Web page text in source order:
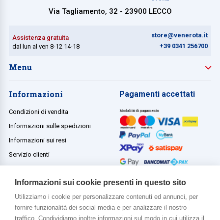
Via Tagliamento, 32 - 23900 LECCO
Assistenza gratuita
dal lun al ven 8-12 14-18
store@venerota.it
+39 0341 256700
Menu
Informazioni
Condizioni di vendita
Informazioni sulle spedizioni
Informazioni sui resi
Servizio clienti
Pagamenti accettati
Di più su di noi
Informazioni sui cookie presenti in questo sito
Utilizziamo i cookie per personalizzare contenuti ed annunci, per
fornire funzionalità dei social media e per analizzare il nostro
traffico. Condividiamo inoltre informazioni sul modo in cui utilizza il